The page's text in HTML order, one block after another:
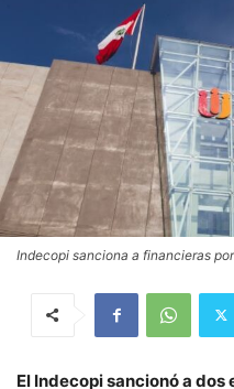
Indecopi sanciona a financieras
El Indecopi sancionó a